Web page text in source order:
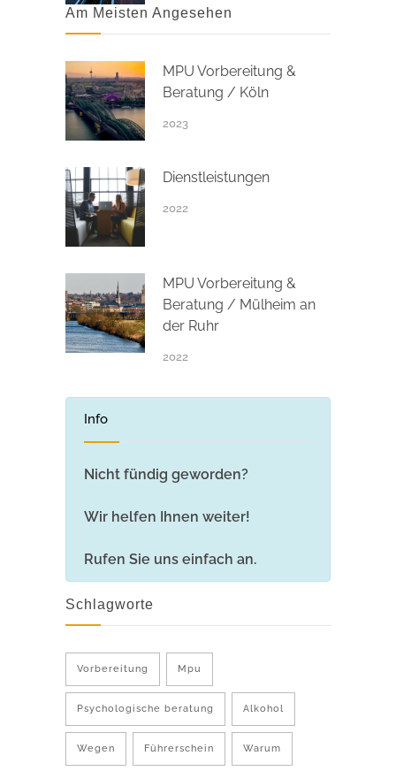
Am Meisten Angesehen
MPU Vorbereitung &
Beratung / Köln
2023
Dienstleistungen
2022
MPU Vorbereitung &
Beratung / Mülheim an
der Ruhr
2022
Info
Nicht fündig geworden?
Wir helfen Ihnen weiter!
Rufen Sie uns einfach an.
Schlagworte
Vorbereitung Mpu
Psychologische beratung Alkohol
Wegen Führerschein Warum